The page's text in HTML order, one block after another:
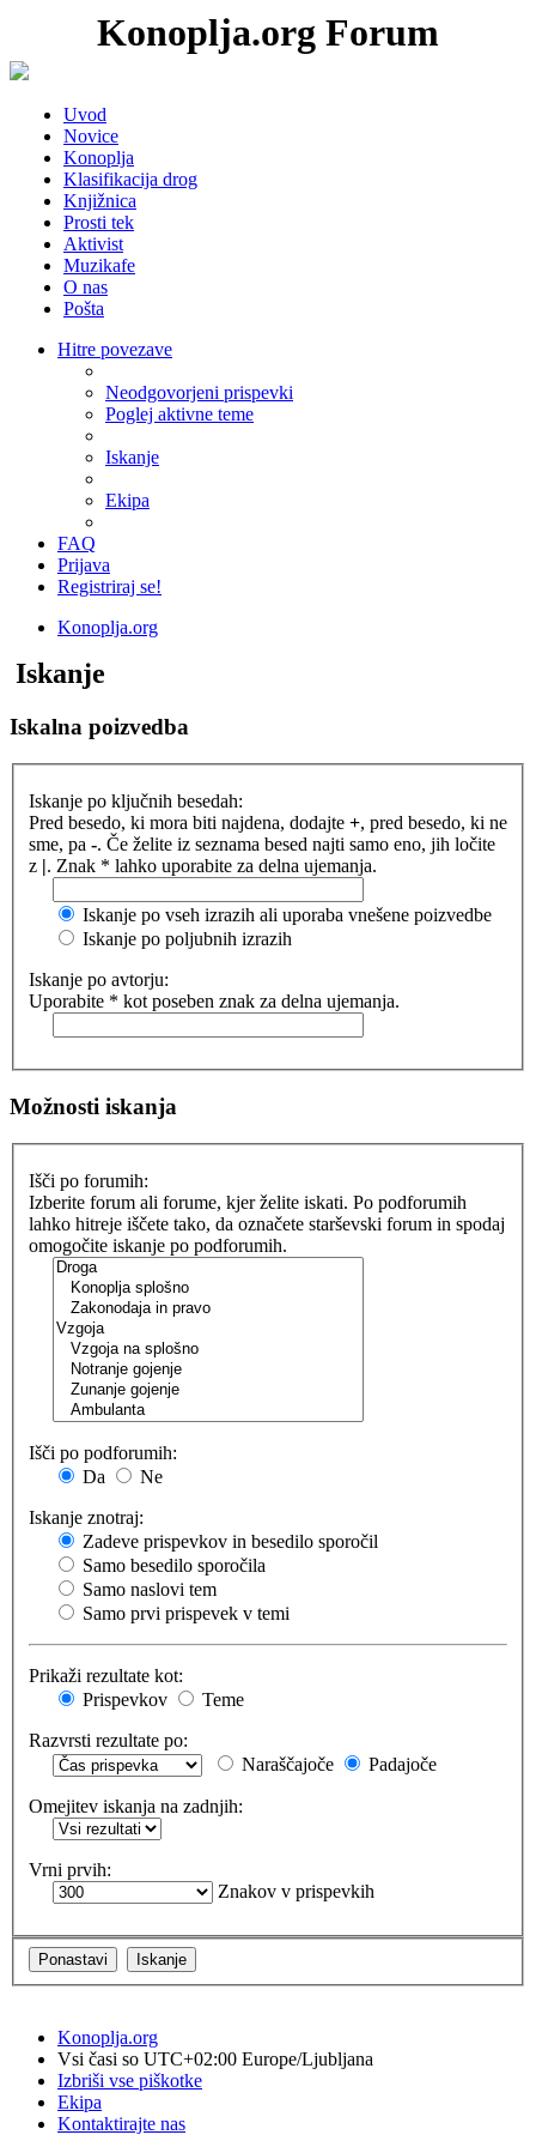
Konoplja.org Forum
Uvod
Novice
Konoplja
Klasifikacija drog
Knjižnica
Prosti tek
Aktivist
Muzikafe
O nas
Pošta
Hitre povezave
Neodgovorjeni prispevki
Poglej aktivne teme
Iskanje
Ekipa
FAQ
Prijava
Registriraj se!
Konoplja.org
Iskanje
Iskalna poizvedba
Iskanje po ključnih besedah:
Pred besedo, ki mora biti najdena, dodajte +, pred besedo, ki ne
sme, pa -. Če želite iz seznama besed najti samo eno, jih ločite
z |. Znak * lahko uporabite za delna ujemanja.
Iskanje po vseh izrazih ali uporaba vnešene poizvedbe
Iskanje po poljubnih izrazih
Iskanje po avtorju:
Uporabite * kot poseben znak za delna ujemanja.
Možnosti iskanja
Išči po forumih:
Izberite forum ali forume, kjer želite iskati. Po podforumih
lahko hitreje iščete tako, da označete starševski forum in spodaj
omogočite iskanje po podforumih.
Išči po podforumih:
Da
Ne
Iskanje znotraj:
Zadeve prispevkov in besedilo sporočil
Samo besedilo sporočila
Samo naslovi tem
Samo prvi prispevek v temi
Prikaži rezultate kot:
Prispevkov
Teme
Razvrsti rezultate po:
Naraščajoče
Padajoče
Omejitev iskanja na zadnjih:
Vrni prvih:
Znakov v prispevkih
Konoplja.org
Vsi časi so UTC+02:00 Europe/Ljubljana
Izbriši vse piškotke
Ekipa
Kontaktirajte nas